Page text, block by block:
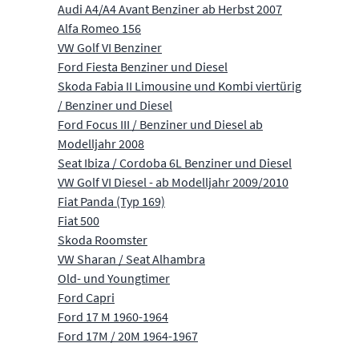
Audi A4/A4 Avant Benziner ab Herbst 2007
Alfa Romeo 156
VW Golf VI Benziner
Ford Fiesta Benziner und Diesel
Skoda Fabia II Limousine und Kombi viertürig
/ Benziner und Diesel
Ford Focus III / Benziner und Diesel ab
Modelljahr 2008
Seat Ibiza / Cordoba 6L Benziner und Diesel
VW Golf VI Diesel - ab Modelljahr 2009/2010
Fiat Panda (Typ 169)
Fiat 500
Skoda Roomster
VW Sharan / Seat Alhambra
Old- und Youngtimer
Ford Capri
Ford 17 M 1960-1964
Ford 17M / 20M 1964-1967